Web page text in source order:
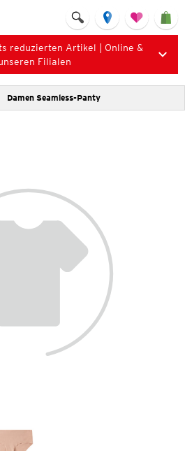
reduzierten Artikel | Online &
Filialen
Damen Seamless-Panty